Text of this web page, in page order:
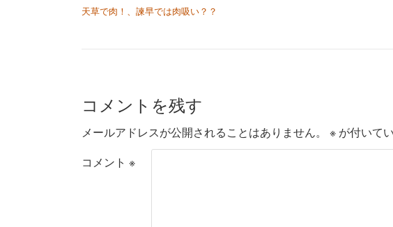
天草で肉！、諫早では肉吸い？？
コメントを残す
メールアドレスが公開されることはありません。 ※ が付いて
コメント ※